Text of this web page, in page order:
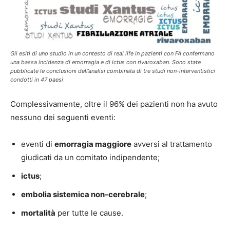
Gli esiti di uno studio in un contesto di real life in pazienti con FA confermano
una bassa incidenza di emorragia e di ictus con rivaroxaban. Sono state
pubblicate le conclusioni dell’analisi combinata di tre studi non-interventistici
condotti in 47 paesi
Complessivamente, oltre il 96% dei pazienti non ha avuto
nessuno dei seguenti eventi:
eventi di emorragia maggiore avversi al trattamento
giudicati da un comitato indipendente;
ictus;
embolia sistemica non-cerebrale;
mortalità per tutte le cause.